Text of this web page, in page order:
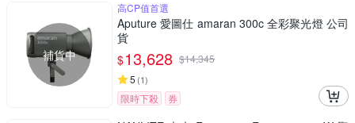
補貨中
高CP值首選
Aputure 愛圖仕 amaran 300c 全彩聚光燈 公司
貨
$13,628 $14,345
5 (1)
限時下殺 券